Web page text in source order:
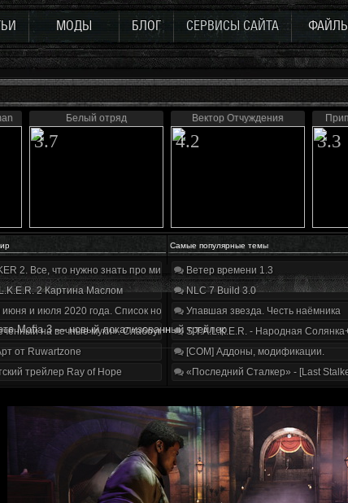
МОДЫ БЛОГ СЕРВИСЫ САЙТА
Белый отряд
3.7
Вектор Отчуждения
4.2 3.3
Самые популярные темы
2. Все, что нужно знать про мир, геймплей и сюжет | Разбор трейлера
2 Картина Маслом
июня и июля 2020 года. Список нововведений
на вечные муки». Слабоумие и отвага
от Ruwartzone
трейлер Ray of Hope
Ветер времени 1.3
NLC 7 Build 3.0
Упавшая звезда. Честь наёмника
S.T.A.L.K.E.R. - Народная
[COM] Аддоны, модификации.
«Последний Сталкер» - [Last
Mafia 3 — новый локализованный трейлер